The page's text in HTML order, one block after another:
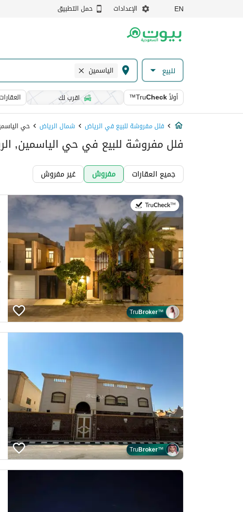
EN الإعدادات حمل التطبيق
للبيع الياسمين
أولاً ™TruCheck اقرب لك
فلل مفروشة للبيع في الرياض شمال الرياض حي
فلل مفروشة للبيع في حي الياسمين,
جميع العقارات مفروش غير مفروش
في:14 يوليو 2026
TruBroker™
TruBroker™